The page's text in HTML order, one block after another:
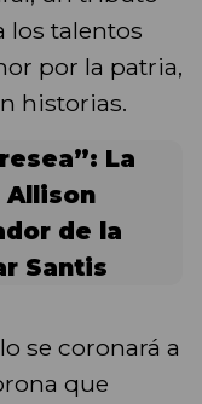
los talentos
por la patria,
historias.
La
Allison
de la
Santis
se coronará a
que